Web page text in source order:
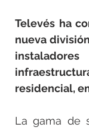
P065000
Televés ha
nueva
residencial,
La gama de